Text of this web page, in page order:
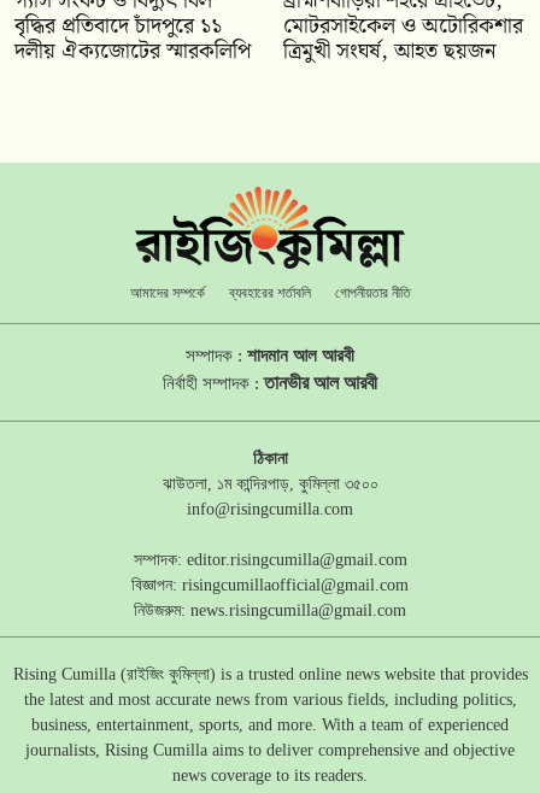
বৃদ্ধির প্রতিবাদে চাঁদপুরে ১১
দলীয় ঐক্যজোটের স্মারকলিপি
মোটরসাইকেল ও অটোরিকশার
ত্রিমুখী সংঘর্ষ, আহত ছয়জন
আমাদের সম্পর্কে ব্যবহারের শর্তাবলি গোপনীয়তার নীতি
সম্পাদক : শাদমান আল আরবী
নির্বাহী সম্পাদক :তানভীর আল আরবী
ঠিকানা
ঝাউতলা, ১ম কান্দিরপাড়, কুমিল্লা ৩৫০০
info@risingcumilla.com
সম্পাদক: editor.risingcumilla@gmail.com
বিজ্ঞাপন: risingcumillaofficial@gmail.com
নিউজরুম: news.risingcumilla@gmail.com
Rising Cumilla (রাইজিং কুমিল্লা) is a trusted online news website that provides
the latest and most accurate news from various fields, including politics,
business, entertainment, sports, and more. With a team of experienced
journalists, Rising Cumilla aims to deliver comprehensive and objective
news coverage to its readers.